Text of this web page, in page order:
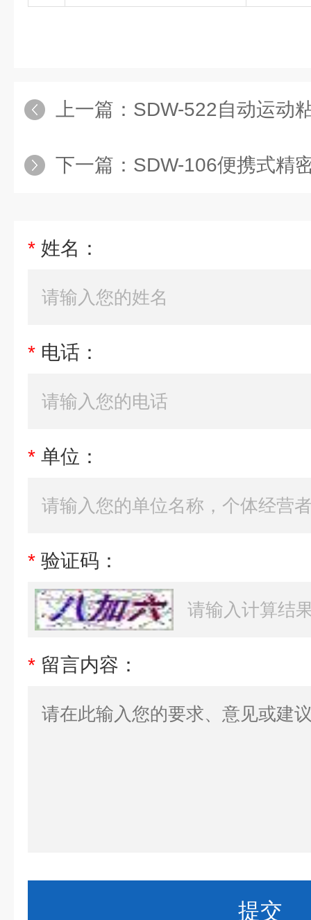
上一篇： SDW-522自动运动粘度
下一篇： SDW-106便携式精
* 姓名：
* 电话：
* 单位：
* 验证码：
* 留言内容：